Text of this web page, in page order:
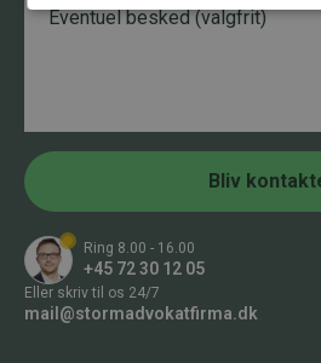
v
f
m
e
r
*
e
Bliv
Ring 8.00 - 16.00
+45 72 30 12 05
Eller skriv til os 24/7
mail@stormadvokatfirma.dk